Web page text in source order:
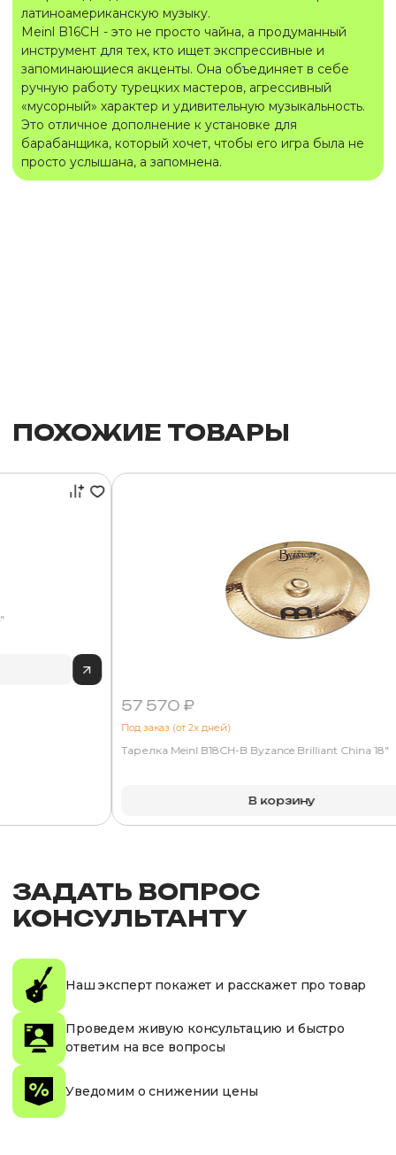
латиноамериканскую музыку.
Meinl B16CH - это не просто чайна, а продуманный
инструмент для тех, кто ищет экспрессивные и
запоминающиеся акценты. Она объединяет в себе
ручную работу турецких мастеров, агрессивный
«мусорный» характер и удивительную музыкальность.
Это отличное дополнение к установке для
барабанщика, который хочет, чтобы его игра была не
просто услышана, а запомнена.
ПОХОЖИЕ ТОВАРЫ
57 570 ₽
Под заказ (от 2х дней)
Тарелка Meinl B18CH-B Byzance Brilliant China 18"
В корзину
ЗАДАТЬ ВОПРОС
КОНСУЛЬТАНТУ
Наш эксперт покажет и расскажет про товар
Проведем живую консультацию и быстро
ответим на все вопросы
Уведомим о снижении цены